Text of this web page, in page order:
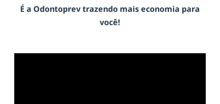
É a Odontoprevtrazendo mais economia para
você!